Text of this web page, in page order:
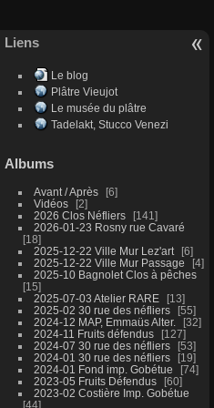
Liens
Le blog
Plâtre Vieujot
Le musée du plâtre
Tadelakt, Stucco Venezi
Albums
Avant / Après
6
Vidéos
2
2026 Clos Néfliers
141
2026-01-23 Rosny rue Cavaré
18
2025-12-22 Ville Mur Lez'art
6
2025-12-22 Ville Mur Passage
4
2025-10 Bagnolet Clos à pêches
15
2025-07-03 Atelier RARE
13
2025-02 30 rue des néfliers
55
2024-12 MAP, Emmaüs Alter.
32
2024-11 Fruits défendus
127
2024-07 30 rue des néfliers
53
2024-01 30 rue des néfliers
19
2024-01 Fond imp. Gobétue
74
2023-05 Fruits Défendus
60
2023-02 Costière Imp. Gobétue
44